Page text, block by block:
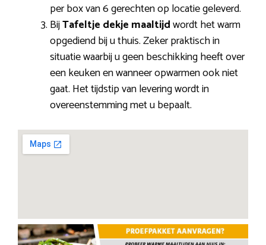
per box van 6 gerechten op locatie geleverd.
BijTafeltje dekje maaltijdwordt het warm
opgediend bij u thuis. Zeker praktisch in
situatie waarbij u geen beschikking heeft over
een keuken en wanneer opwarmen ook niet
gaat. Het tijdstip van levering wordt in
overeenstemming met u bepaalt.